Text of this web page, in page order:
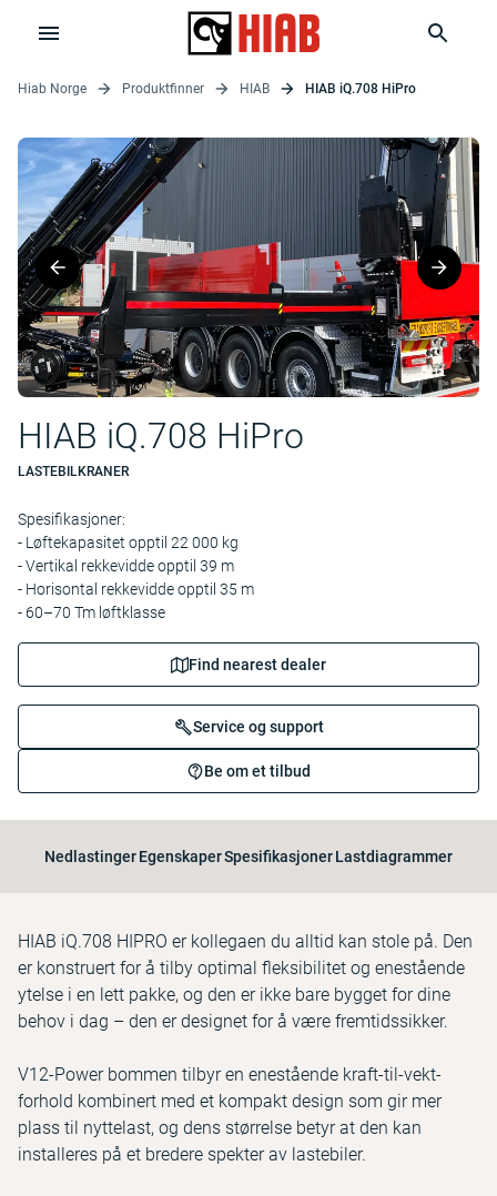
Hiab Norge Produktfinner HIAB HIAB iQ.708 HiPro
HIAB iQ.708 HiPro
LASTEBILKRANER
Spesifikasjoner:
- Løftekapasitet opptil 22 000 kg
- Vertikal rekkevidde opptil 39 m
- Horisontal rekkevidde opptil 35 m
- 60–70 Tm løftklasse
Find nearest dealer
Service og support
Be om et tilbud
NedlastingerEgenskaperSpesifikasjonerLastdiagrammer
HIAB iQ.708 HIPRO er kollegaen du alltid kan stole på. Den
er konstruert for å tilby optimal fleksibilitet og enestående
ytelse i en lett pakke, og den er ikke bare bygget for dine
behov i dag – den er designet for å være fremtidssikker.
V12-Power bommen tilbyr en enestående kraft-til-vekt-
forhold kombinert med et kompakt design som gir mer
plass til nyttelast, og dens størrelse betyr at den kan
installeres på et bredere spekter av lastebiler.